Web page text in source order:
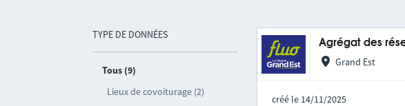
TYPE DE DONNÉES
Tous (9)
Lieux de covoiturage (2)
Agrégat des
Grand Est
créé le 14/11/2025